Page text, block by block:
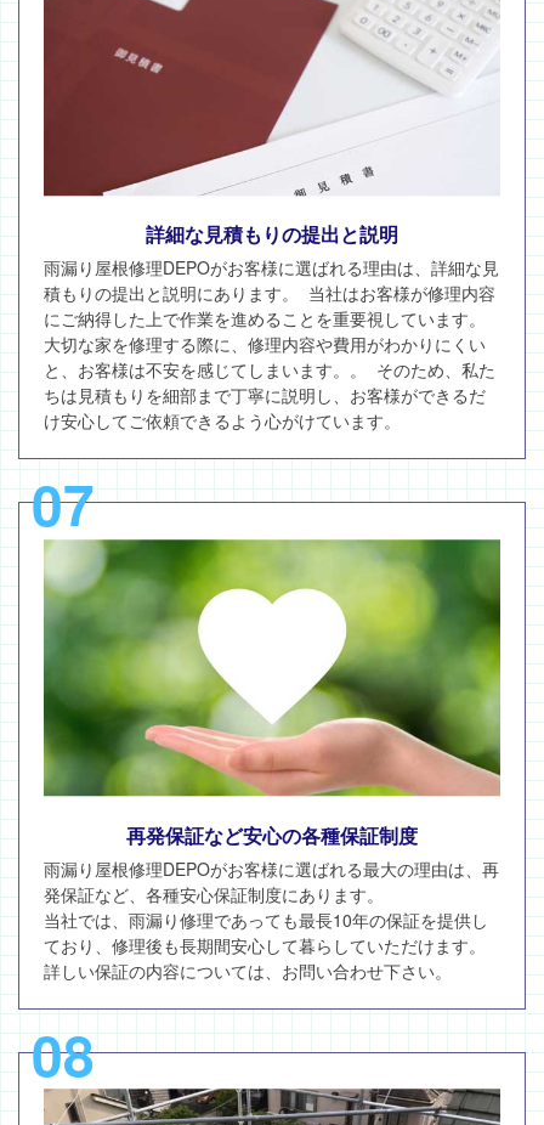
詳細な見積もりの提出と説明
雨漏り屋根修理DEPOがお客様に選ばれる理由は、詳細な見
積もりの提出と説明にあります。 当社はお客様が修理内容
にご納得した上で作業を進めることを重要視しています。
大切な家を修理する際に、修理内容や費用がわかりにくい
と、お客様は不安を感じてしまいます。。 そのため、私た
ちは見積もりを細部まで丁寧に説明し、お客様ができるだ
け安心してご依頼できるよう心がけています。
07
再発保証など安心の各種保証制度
雨漏り屋根修理DEPOがお客様に選ばれる最大の理由は、再
発保証など、各種安心保証制度にあります。
当社では、雨漏り修理であっても最長10年の保証を提供し
ており、修理後も長期間安心して暮らしていただけます。
詳しい保証の内容については、お問い合わせ下さい。
08